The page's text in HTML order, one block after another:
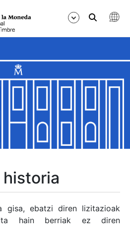
gisa, ebatzi diren lizitazioak
hain berriak ez diren